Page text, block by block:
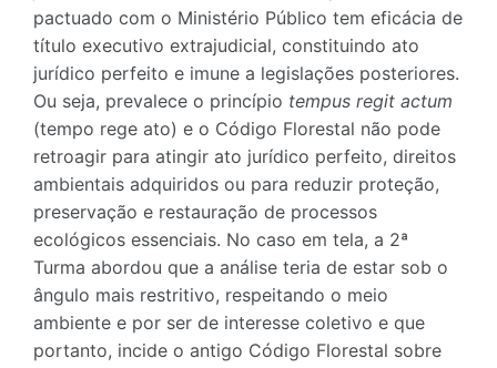
pactuado com o Ministério Público tem eficácia de
título executivo extrajudicial, constituindo ato
jurídico perfeito e imune a legislações posteriores.
Ou seja, prevalece o princípio tempus regit actum
(tempo rege ato) e o Código Florestal não pode
retroagir para atingir ato jurídico perfeito, direitos
ambientais adquiridos ou para reduzir proteção,
preservação e restauração de processos
ecológicos essenciais. No caso em tela, a 2ª
Turma abordou que a análise teria de estar sob o
ângulo mais restritivo, respeitando o meio
ambiente e por ser de interesse coletivo e que
portanto, incide o antigo Código Florestal sobre